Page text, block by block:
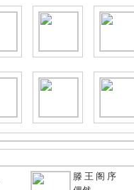
滕 王 阁 序